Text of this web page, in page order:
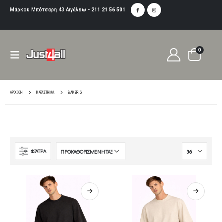
Μάρκου Μπότσαρη 43 Αιγάλεω - 211 21 56 501
0
ΑΡΧΙΚΉ ΚΑΤΆΣΤΗΜΑ BAKER S
ΦΙΛΤΡA